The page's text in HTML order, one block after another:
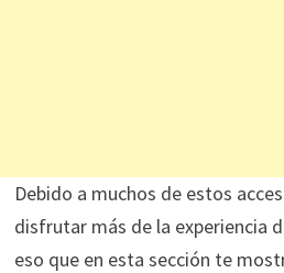
Debido a muchos de estos
disfrutar más de la experiencia
eso que en esta sección te